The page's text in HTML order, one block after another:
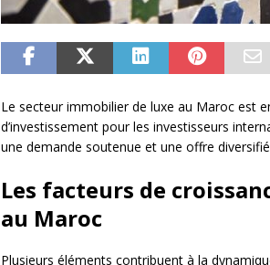
Le secteur immobilier de luxe au Maroc est
d’investissement pour les investisseurs
une demande soutenue et une offre
Les facteurs de
au Maroc
Plusieurs éléments contribuent à la